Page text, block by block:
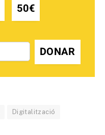
50€
DONAR
Digitalització